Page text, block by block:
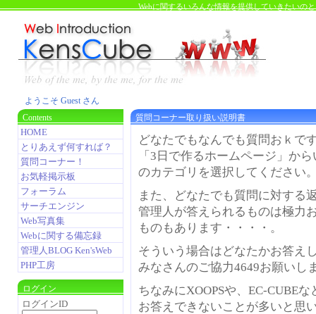
Webに関するいろんな情報を提供していきたいの
ようこそ Guest さん
Contents
HOME
とりあえず何すれば？
質問コーナー！
お気軽掲示板
フォーラム
サーチエンジン
Web写真集
Webに関する備忘録
管理人BLOG Ken'sWeb
PHP工房
ログイン
ログインID
質問コーナー取り扱い説明書
どなたでもなんでも質問おｋで
「3日で作るホームページ」か
のカテゴリを選択してください
また、どなたでも質問に対する
管理人が答えられるものは極力
ものもあります・・・・。
そういう場合はどなたかお答え
みなさんのご協力4649お願いし
ちなみにXOOPSや、EC-CUBE
お答えできないことが多いと思